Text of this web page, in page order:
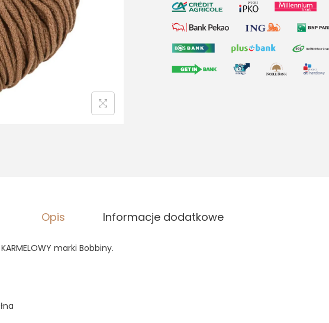
Opis Informacje dodatkowe
marki Bobbiny.